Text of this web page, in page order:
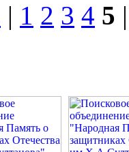
| 1 2 3 4 5